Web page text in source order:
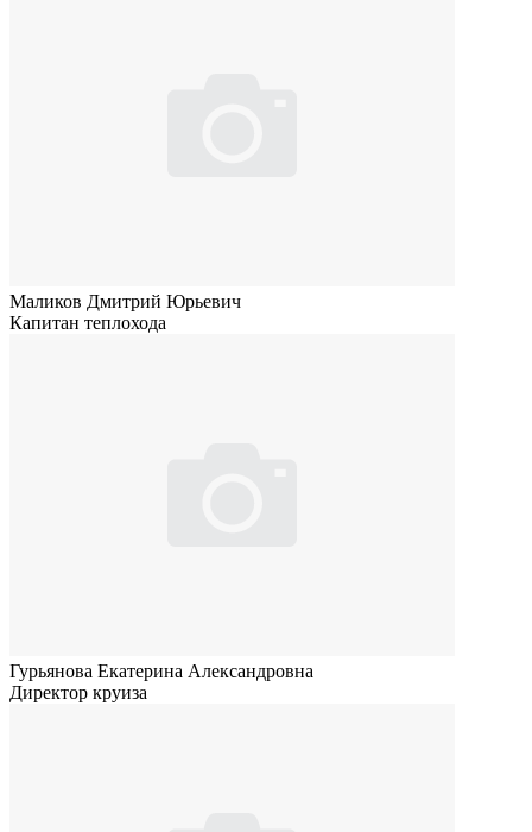
Маликов Дмитрий Юрьевич
Капитан теплохода
Гурьянова Екатерина Александровна
Директор круиза